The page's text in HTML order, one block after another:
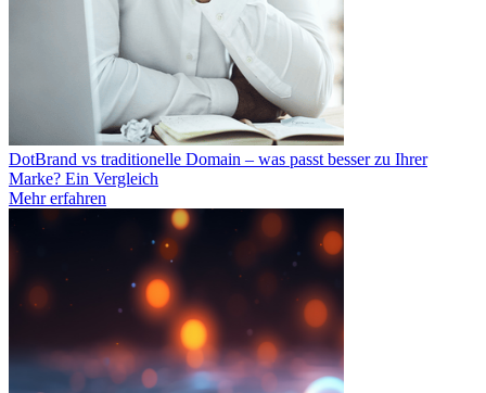
DotBrand vs traditionelle Domain – was passt besser zu Ihrer
Marke? Ein Vergleich
Mehr erfahren